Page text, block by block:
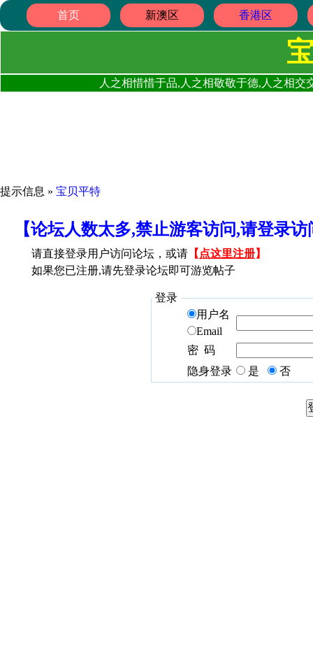
首页 新澳区 香港区
人之相惜惜于品,人之相敬敬于德,人之相
提示信息 » 宝贝平特
【论坛人数太多,禁止游客访问,请登录
请直接登录用户访问论坛，或请 【 点这里注册】
如果您已注册,请先登录论坛即可游览帖子
登录
用户名
Email
密 码
隐身登录
是 否